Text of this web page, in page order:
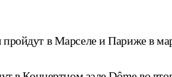
в Марселе и Париже в